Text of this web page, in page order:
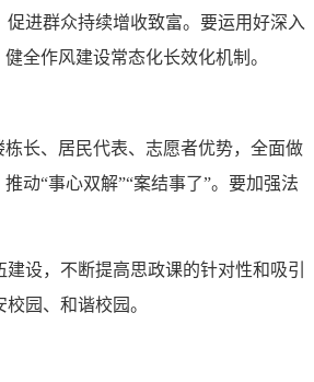
进群众持续增收致富。要运用好深入
全作风建设常态化长效化机制。
长、居民代表、志愿者优势，全面做
动“事心双解”“案结事了”。要加强法
设，不断提高思政课的针对性和吸引
园、和谐校园。